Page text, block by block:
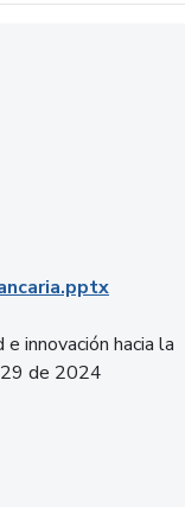
innovación hacia la
29 de 2024